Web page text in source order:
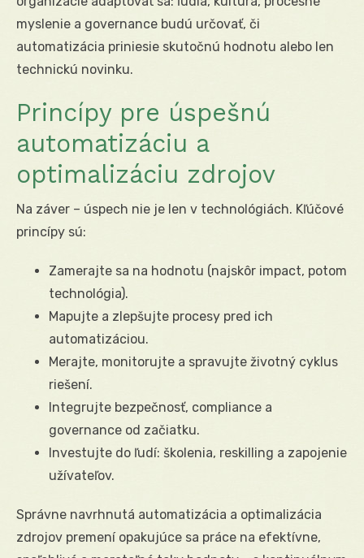
myslenie a governance budú určovať, či
automatizácia priniesie skutočnú hodnotu alebo len
technickú novinku.
Princípy pre úspešnú
automatizáciu a
optimalizáciu zdrojov
Na záver – úspech nie je len v technológiách. Kľúčové
princípy sú:
Zamerajte sa na hodnotu (najskôr impact, potom
technológia).
Mapujte a zlepšujte procesy pred ich
automatizáciou.
Merajte, monitorujte a spravujte životný cyklus
riešení.
Integrujte bezpečnosť, compliance a
governance od začiatku.
Investujte do ľudí: školenia, reskilling a zapojenie
užívateľov.
Správne navrhnutá automatizácia a optimalizácia
zdrojov premení opakujúce sa práce na efektívne,